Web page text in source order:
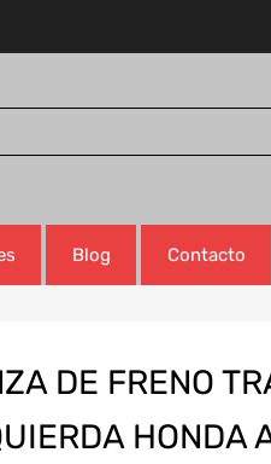
Blog Contacto
DE FRENO
HONDA